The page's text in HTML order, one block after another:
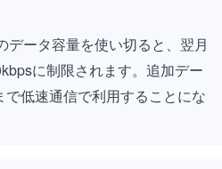
データ容量を使い切ると、翌月
に制限されます。追加デー
低速通信で利用することにな